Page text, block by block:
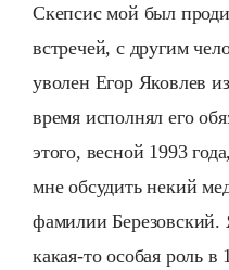
Скепсис мой был
встречей, с другим
уволен Егор Яковлев
время исполнял его
этого, весной 1993
мне обсудить некий
фамилии Березовский.
какая-то особая роль в